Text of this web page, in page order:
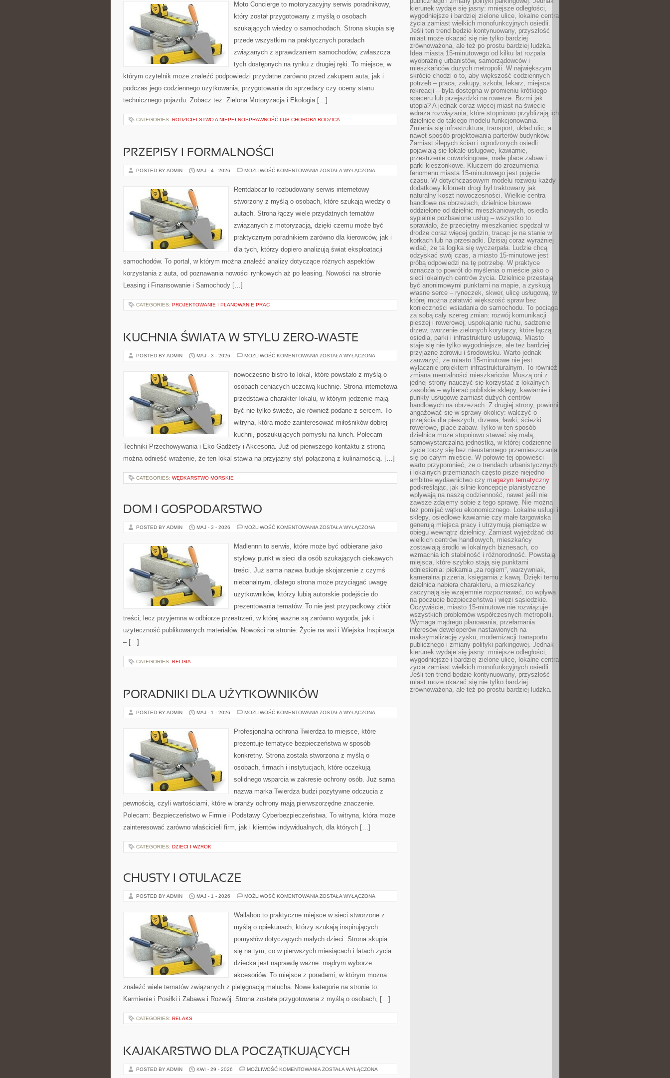
Moto Concierge to motoryzacyjny serwis poradnikowy,
który został przygotowany z myślą o osobach
szukających wiedzy o samochodach. Strona skupia się
przede wszystkim na praktycznych poradach
związanych z sprawdzaniem samochodów, zwłaszcza
tych dostępnych na rynku z drugiej ręki. To miejsce, w
którym czytelnik może znaleźć podpowiedzi przydatne zarówno przed zakupem auta, jak i
podczas jego codziennego użytkowania, przygotowania do sprzedaży czy oceny stanu
technicznego pojazdu. Zobacz też: Zielona Motoryzacja i Ekologia […]
CATEGORIES: RODZICIELSTWO A NIEPEŁNOSPRAWNOŚĆ LUB CHOROBA RODZICA
PRZEPISY I FORMALNOŚCI
POSTED BY ADMIN MAJ - 4 - 2026 MOŻLIWOŚĆ KOMENTOWANIA PRZEPISY
ZOSTAŁA WYŁĄCZONA
Rentdabcar to rozbudowany serwis internetowy
stworzony z myślą o osobach, które szukają wiedzy o
autach. Strona łączy wiele przydatnych tematów
związanych z motoryzacją, dzięki czemu może być
praktycznym poradnikiem zarówno dla kierowców, jak i
dla tych, którzy dopiero analizują świat eksploatacji
samochodów. To portal, w którym można znaleźć analizy dotyczące różnych aspektów
korzystania z auta, od poznawania nowości rynkowych aż po leasing. Nowości na stronie
Leasing i Finansowanie i Samochody […]
CATEGORIES: PROJEKTOWANIE I PLANOWANIE PRAC
KUCHNIA ŚWIATA W STYLU ZERO-WASTE
POSTED BY ADMIN MAJ - 3 - 2026 MOŻLIWOŚĆ KOMENTOWANIA KUCHNIA
STYLU
ZERO-
ZOSTAŁA WYŁĄCZONA
nowoczesne bistro to lokal, które powstało z myślą o
osobach ceniących uczciwą kuchnię. Strona internetowa
przedstawia charakter lokalu, w którym jedzenie mają
być nie tylko świeże, ale również podane z sercem. To
witryna, która może zainteresować miłośników dobrej
kuchni, poszukujących pomysłu na lunch. Polecam
Techniki Przechowywania i Eko Gadżety i Akcesoria. Już od pierwszego kontaktu z stroną
można odnieść wrażenie, że ten lokal stawia na przyjazny styl połączoną z kulinarnością. […]
CATEGORIES: WĘDKARSTWO MORSKIE
DOM I GOSPODARSTWO
POSTED BY ADMIN MAJ - 3 - 2026 MOŻLIWOŚĆ KOMENTOWANIA DOM
ZOSTAŁA WYŁĄCZONA
Madlennn to serwis, które może być odbierane jako
stylowy punkt w sieci dla osób szukających ciekawych
treści. Już sama nazwa buduje skojarzenie z czymś
niebanalnym, dlatego strona może przyciągać uwagę
użytkowników, którzy lubią autorskie podejście do
prezentowania tematów. To nie jest przypadkowy zbiór
treści, lecz przyjemna w odbiorze przestrzeń, w której ważne są zarówno wygoda, jak i
użyteczność publikowanych materiałów. Nowości na stronie: Życie na wsi i Wiejska Inspiracja
– […]
CATEGORIES: BELGIA
PORADNIKI DLA UŻYTKOWNIKÓW
POSTED BY ADMIN MAJ - 1 - 2026 MOŻLIWOŚĆ KOMENTOWANIA PORADNIKI
ZOSTAŁA WYŁĄCZONA
Profesjonalna ochrona Twierdza to miejsce, które
prezentuje tematyce bezpieczeństwa w sposób
konkretny. Strona została stworzona z myślą o
osobach, firmach i instytucjach, które oczekują
solidnego wsparcia w zakresie ochrony osób. Już sama
nazwa marka Twierdza budzi pozytywne odczucia z
pewnością, czyli wartościami, które w branży ochrony mają pierwszorzędne znaczenie.
Polecam: Bezpieczeństwo w Firmie i Podstawy Cyberbezpieczeństwa. To witryna, która może
zainteresować zarówno właścicieli firm, jak i klientów indywidualnych, dla których […]
CATEGORIES: DZIECI I WZROK
CHUSTY I OTULACZE
POSTED BY ADMIN MAJ - 1 - 2026 MOŻLIWOŚĆ KOMENTOWANIA CHUSTY
ZOSTAŁA WYŁĄCZONA
Wallaboo to praktyczne miejsce w sieci stworzone z
myślą o opiekunach, którzy szukają inspirujących
pomysłów dotyczących małych dzieci. Strona skupia
się na tym, co w pierwszych miesiącach i latach życia
dziecka jest naprawdę ważne: mądrym wyborze
akcesoriów. To miejsce z poradami, w którym można
znaleźć wiele tematów związanych z pielęgnacją malucha. Nowe kategorie na stronie to:
Karmienie i Posiłki i Zabawa i Rozwój. Strona została przygotowana z myślą o osobach, […]
CATEGORIES: RELAKS
KAJAKARSTWO DLA POCZĄTKUJĄCYCH
POSTED BY ADMIN KWI - 29 - 2026 MOŻLIWOŚĆ KOMENTOWANIA KAJAKARSTWO
ZOSTAŁA WYŁĄCZONA
kierunek wydaje się jasny: mniejsze odległości,
wygodniejsze i bardziej zielone ulice, lokalne centra
życia zamiast wielkich monofunkcyjnych osiedli.
Jeśli ten trend będzie kontynuowany, przyszłość
miast może okazać się nie tylko bardziej
zrównoważona, ale też po prostu bardziej ludzka.
Idea miasta 15-minutowego od kilku lat rozpala
wyobraźnię urbanistów, samorządowców i
mieszkańców dużych metropolii. W największym
skrócie chodzi o to, aby większość codziennych
potrzeb – praca, zakupy, szkoła, lekarz, miejsca
rekreacji – była dostępna w promieniu krótkiego
spaceru lub przejażdżki na rowerze. Brzmi jak
utopia? A jednak coraz więcej miast na świecie
wdraża rozwiązania, które stopniowo przybliżają ich
dzielnice do takiego modelu funkcjonowania.
Zmienia się infrastruktura, transport, układ ulic, a
nawet sposób projektowania parterów budynków.
Zamiast ślepych ścian i ogrodzonych osiedli
pojawiają się lokale usługowe, kawiarnie,
przestrzenie coworkingowe, małe place zabaw i
parki kieszonkowe. Kluczem do zrozumienia
fenomenu miasta 15-minutowego jest pojęcie
czasu. W dotychczasowym modelu rozwoju każdy
dodatkowy kilometr drogi był traktowany jak
naturalny koszt nowoczesności. Wielkie centra
handlowe na obrzeżach, dzielnice biurowe
oddzielone od dzielnic mieszkaniowych, osiedla
sypialnie pozbawione usług – wszystko to
sprawiało, że przeciętny mieszkaniec spędzał w
drodze coraz więcej godzin, tracąc je na stanie w
korkach lub na przesiadki. Dzisiaj coraz wyraźniej
widać, że ta logika się wyczerpała. Ludzie chcą
odzyskać swój czas, a miasto 15-minutowe jest
próbą odpowiedzi na tę potrzebę. W praktyce
oznacza to powrót do myślenia o mieście jako o
sieci lokalnych centrów życia. Dzielnice przestają
być anonimowymi punktami na mapie, a zyskują
własne serce – ryneczek, skwer, ulicę usługową, w
której można załatwić większość spraw bez
konieczności wsiadania do samochodu. To pociąga
za sobą cały szereg zmian: rozwój komunikacji
pieszej i rowerowej, uspokajanie ruchu, sadzenie
drzew, tworzenie zielonych korytarzy, które łączą
osiedla, parki i infrastrukturę usługową. Miasto
staje się nie tylko wygodniejsze, ale też bardziej
przyjazne zdrowiu i środowisku. Warto jednak
zauważyć, że miasto 15-minutowe nie jest
wyłącznie projektem infrastrukturalnym. To również
zmiana mentalności mieszkańców. Muszą oni z
jednej strony nauczyć się korzystać z lokalnych
zasobów – wybierać pobliskie sklepy, kawiarnie i
punkty usługowe zamiast dużych centrów
handlowych na obrzeżach. Z drugiej strony, powinni
angażować się w sprawy okolicy: walczyć o
przejścia dla pieszych, drzewa, ławki, ścieżki
rowerowe, place zabaw. Tylko w ten sposób
dzielnica może stopniowo stawać się małą,
samowystarczalną jednostką, w której codzienne
życie toczy się bez nieustannego przemieszczania
się po całym mieście. W połowie tej opowieści
warto przypomnieć, że o trendach urbanistycznych
i lokalnych przemianach często pisze niejedno
ambitne wydawnictwo czy magazyn tematyczny
podkreślając, jak silnie koncepcje planistyczne
wpływają na naszą codzienność, nawet jeśli nie
zawsze zdajemy sobie z tego sprawę. Nie można
też pomijać wątku ekonomicznego. Lokalne usługi i
sklepy, osiedlowe kawiarnie czy małe targowiska
generują miejsca pracy i utrzymują pieniądze w
obiegu wewnątrz dzielnicy. Zamiast wyjeżdżać do
wielkich centrów handlowych, mieszkańcy
zostawiają środki w lokalnych biznesach, co
wzmacnia ich stabilność i różnorodność. Powstają
miejsca, które szybko stają się punktami
odniesienia: piekarnia „za rogiem”, warzywniak,
kameralna pizzeria, księgarnia z kawą. Dzięki temu
dzielnica nabiera charakteru, a mieszkańcy
zaczynają się wzajemnie rozpoznawać, co wpływa
na poczucie bezpieczeństwa i więzi sąsiedzkie.
Oczywiście, miasto 15-minutowe nie rozwiązuje
wszystkich problemów współczesnych metropolii.
Wymaga mądrego planowania, przełamania
interesów deweloperów nastawionych na
maksymalizację zysku, modernizacji transportu
publicznego i zmiany polityki parkingowej. Jednak
kierunek wydaje się jasny: mniejsze odległości,
wygodniejsze i bardziej zielone ulice, lokalne centra
życia zamiast wielkich monofunkcyjnych osiedli.
Jeśli ten trend będzie kontynuowany, przyszłość
miast może okazać się nie tylko bardziej
zrównoważona, ale też po prostu bardziej ludzka.